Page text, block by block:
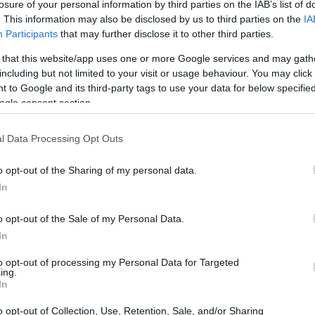
of your personal information by third parties on the IAB’s list of
This information may also be disclosed by us to third parties on the
Participants that may further disclose it to other third parties.
that this website/app uses one or more Google services and may
but not limited to your visit or usage behaviour. You may
to Google and its third-party tags to use your data for below
consent section.
Data Processing Opt Outs
opt-out of the Sharing of my personal data.
opt-out of the Sale of my Personal Data.
opt-out of processing my Personal Data for Targeted
opt-out of Collection, Use, Retention, Sale, and/or Sharing
el IBEX 35 anticipan una ligera caída del
la respuesta del Banco Sabadell, que ha recibido
su filial británica, TSB. Este movimiento se
y el Eurostoxx50 también enfrentan recortes
el interés por TSB
«indicaciones de interés preliminares y no
TSB. Esta información fue comunicada a la
lo que añade un nivel de transparencia al
asegurado que evaluará cualquier oferta
transacción deberá cumplir con las